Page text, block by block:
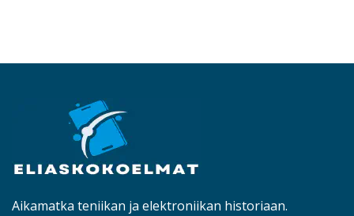
Aikamatka teniikan ja elektroniikan historiaan.